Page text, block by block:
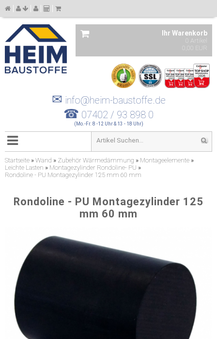
Ihr Warenkorb
0 Artikel
0,00 EUR
✉ info@heim-baustoffe.de
☎ 07402 / 93 898 0
(Mo.-Fr. 8 -12 Uhr & 13 - 18 Uhr)
Startseite » Wand » Zubehör Wärmedämmung » Montageelemente »
Leichte Lasten » Montagezylinder Rondoline- PU »
Rondoline - PU Montagezylinder 125 mm 60 mm
Rondoline - PU Montagezylinder 125
mm 60 mm